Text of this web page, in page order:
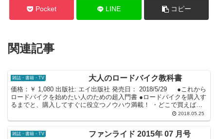
Pocket LINE コピー
関連記事
雑誌・書籍・TV 大人のロードバイク教科書
価格：￥ 1,080 出版社: エイ出版社 発売日： 2018/5/29 ●これから
ロードバイクを始めたい人のための超入門書 ●ロードバイクを購入す
るまでと、購入してすぐに役立つノウハウ満載！ ・どこで買えばい
2018.05.25
雑誌・書籍・TV ファンライド 2015年 07 月号